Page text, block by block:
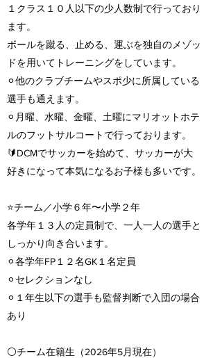
１クラス１０人以下の少人数制で行っており
ます。
ボールを蹴る、止める、運ぶを独自のメゾッ
ドを用いてトレーニングをしています。
⚪︎他のクラブチームやスポ少に所属している
選手も通えます。
⚪︎月曜、水曜、金曜、土曜にマリオットホテ
ルのフットサルコートで行っております。
🔰DCMでサッカーを始めて、サッカーが大
好きになって本気になるお子様も多いです。
⭐️チーム／小学６年〜小学２年
各学年１３人の定員制で、一人一人の選手と
しっかり向き合います。
⚪︎各学年FP１２名GK１名定員
⚪︎セレクションなし
⚪︎１年生以下の選手も監督判断で入団の場合
あり
⚪️チーム在籍生（2026年5月現在）